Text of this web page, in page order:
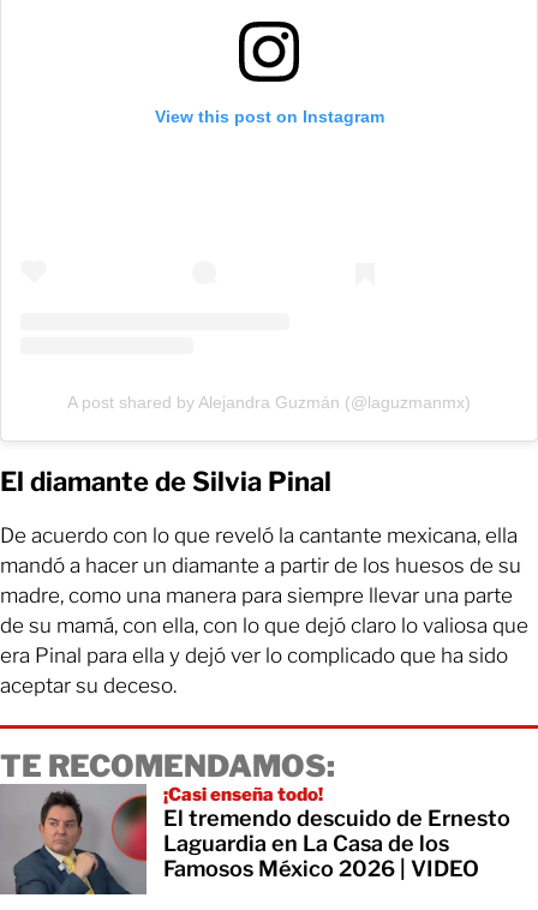
View this post on Instagram
A post shared by Alejandra Guzmán (@laguzmanmx)
El diamante de Silvia Pinal
De acuerdo con lo que reveló la cantante mexicana, ella
mandó a hacer un diamante a partir de los huesos de su
madre, como una manera para siempre llevar una parte
de su mamá, con ella, con lo que dejó claro lo valiosa que
era Pinal para ella y dejó ver lo complicado que ha sido
aceptar su deceso.
TE RECOMENDAMOS:
¡Casi enseña todo!
El tremendo descuido de Ernesto
Laguardia en La Casa de los
Famosos México 2026 | VIDEO